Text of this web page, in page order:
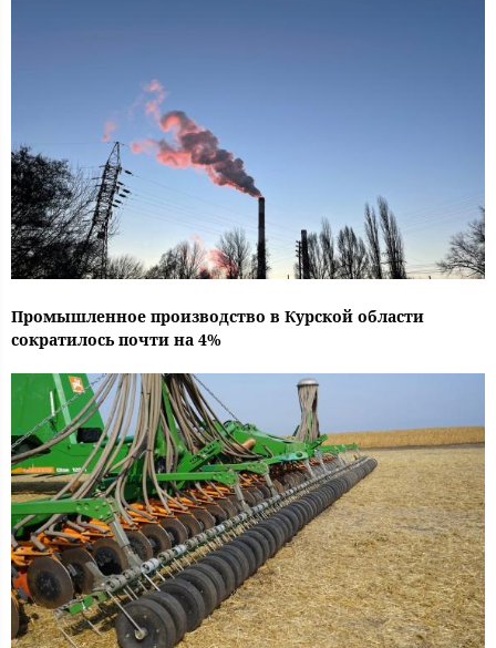
Промышленное производство в Курской области
сократилось почти на 4%